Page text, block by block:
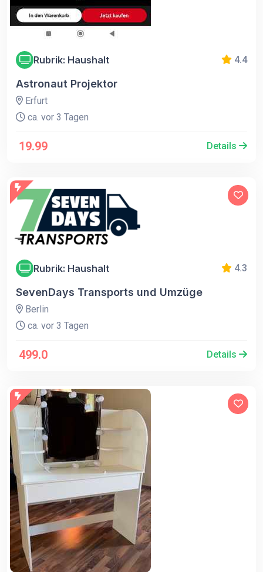
Rubrik: Haushalt 4.4
Astronaut Projektor
Erfurt
ca. vor 3 Tagen
19.99 Details
Rubrik: Haushalt 4.3
SevenDays Transports und Umzüge
Berlin
ca. vor 3 Tagen
499.0 Details